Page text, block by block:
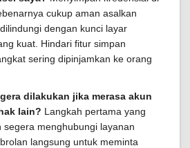
cukup aman asalkan
dengan kunci layar
kuat. Hindari fitur simpan
sering dipinjamkan ke orang
dilakukan jika merasa akun
lain? Langkah pertama yang
segera menghubungi layanan
langsung untuk meminta